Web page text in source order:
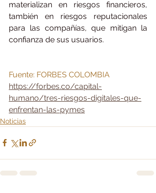
materializan en riesgos financieros,
también en riesgos reputacionales
para las compañías, que mitigan la
confianza de sus usuarios.
Fuente: FORBES COLOMBIA
https://forbes.co/capital-
humano/tres-riesgos-digitales-que-
enfrentan-las-pymes
Noticias